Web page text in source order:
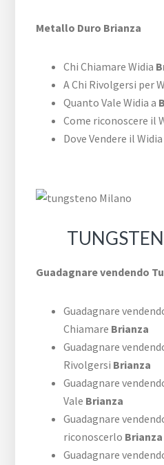
Metallo Duro Brianza
Chi Chiamare Widia
A Chi Rivolgersi per
Quanto Vale Widia a
Come riconoscere il
Dove Vendere il Widia
Guadagnare vendendo
Guadagnare
Chiamare Brianza
Guadagnare
Rivolgersi Brianza
Guadagnare
Vale Brianza
Guadagnare
riconoscerlo Brianza
Guadagnare